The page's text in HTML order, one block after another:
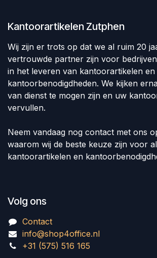
Kantoorartikelen Zutphen
Wij zijn er trots op dat we al ruim 20
vertrouwde partner zijn voor
in het leveren van kantoorartikelen en
kantoorbenodigdheden. We kijken
van dienst te mogen zijn en uw
vervullen.
Neem vandaag nog contact met ons
waarom wij de beste keuze zijn voor
kantoorartikelen en
Volg ons
Contact
info@shop4office.nl
+31 (575) 516 165